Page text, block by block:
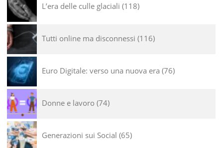
L’era delle culle glaciali 118
Tutti online ma disconnessi 116
Euro Digitale: verso una nuova era 76
Donne e lavoro 74
Generazioni sui Social 65